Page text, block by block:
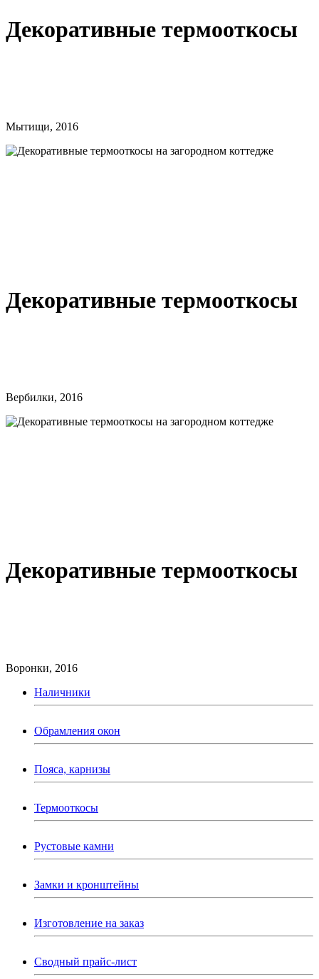
Декоративные термооткосы
Мытищи, 2016
Декоративные термооткосы
Вербилки, 2016
Декоративные термооткосы
Воронки, 2016
Наличники
Обрамления окон
Пояса, карнизы
Термооткосы
Рустовые камни
Замки и кронштейны
Изготовление на заказ
Сводный прайс-лист